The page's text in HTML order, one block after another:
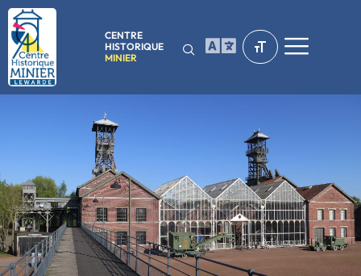
CENTRE
HISTORIQUE
MINIER